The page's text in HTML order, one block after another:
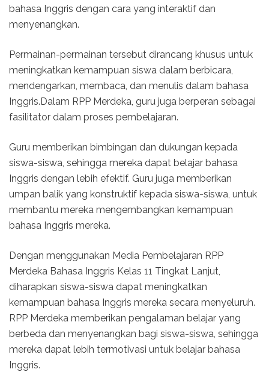
bahasa Inggris dengan cara yang interaktif dan
menyenangkan.
Permainan-permainan tersebut dirancang khusus untuk
meningkatkan kemampuan siswa dalam berbicara,
mendengarkan, membaca, dan menulis dalam bahasa
Inggris.Dalam RPP Merdeka, guru juga berperan sebagai
fasilitator dalam proses pembelajaran.
Guru memberikan bimbingan dan dukungan kepada
siswa-siswa, sehingga mereka dapat belajar bahasa
Inggris dengan lebih efektif. Guru juga memberikan
umpan balik yang konstruktif kepada siswa-siswa, untuk
membantu mereka mengembangkan kemampuan
bahasa Inggris mereka.
Dengan menggunakan Media Pembelajaran RPP
Merdeka Bahasa Inggris Kelas 11 Tingkat Lanjut,
diharapkan siswa-siswa dapat meningkatkan
kemampuan bahasa Inggris mereka secara menyeluruh.
RPP Merdeka memberikan pengalaman belajar yang
berbeda dan menyenangkan bagi siswa-siswa, sehingga
mereka dapat lebih termotivasi untuk belajar bahasa
Inggris.